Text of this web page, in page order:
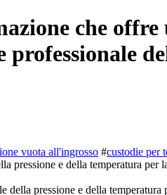
che
vuota all'ingrosso #custodie per
pressione e della temperatura